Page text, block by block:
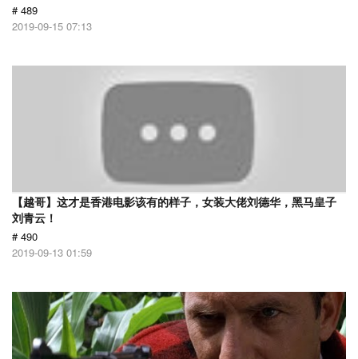
# 489
2019-09-15 07:13
【越哥】这才是香港电影该有的样子，女装大佬刘德华，黑马皇子
刘青云！
# 490
2019-09-13 01:59